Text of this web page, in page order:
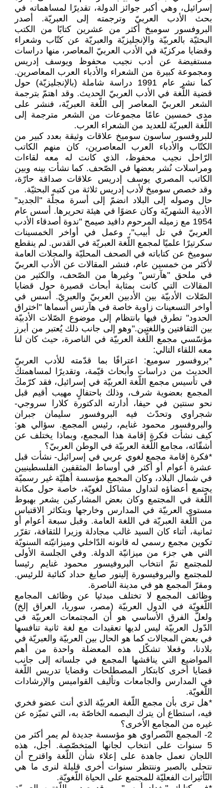
إسرائيل، وهي أكبر جوائز الدولة، تقديرًا لمساهماته في
بحث الأدب العربيّ وترجمته إلى العبريّة. أصدر
البروفسور سوميخ أكثر من عشرين كتابًا من الكتب
البحثيّة بالعربيّة والإنجليزيّة والعبريّة عن كتّاب وشعراء
وقضايا مركزيّة في الأدب العربيّ المعاصر، منها دراسات
مستفيضة عن أدب نجيب محفوظ ويوسف إدريس
ومجموعة كبيرة من الشعراء والأدباء العرب المعاصرين.
كما نشر عام 1991 دراسة شاملة (بالإنجليزيّة) حول
قضية اللّغة في الأدب العربيّ الحديث. وقد اهتمّ بترجمة
الشعر العربيّ المعاصر إلى اللّغة العبريّة، فنشر على
مدى خمسين عامًا مجموعات من الشعر مترجمة إلى
اللّغة العبريّة للعديد من الشعراء العرب.
للبروفسور ساسون سوميخ علاقات وثيقة بعدد كبير من
الكتّاب والأدباء العرب المعاصرين، كان منهم الكاتب
الرّاحل نجيب محفوظ، الذي كانت له معه لقاءات
ومراسلات نُشر بعضها في الصّحف. كما نشأت بينه وبين
الكاتب المصري يوسف إدريس علاقات صداقة حارّة،
وقد خصص سوميخ لأدب إدريس ثلاثة من كتبه البحثيّة.
حال وصوله إلى البلاد انضمّ إلى أسرة مجلّة "الجديد"
الأدبية الشهريّة وكان عضوًا في هيئة تحريرها. أسس عام
1954 مع زميله المرحوم دافيد صيمح "ندوة أصدقاء الأدب
العربيّ في تل أبيب"، وعمل في أواخر الخمسينات
سكرتيرًا علميًا لمجمع اللّغة العبريّة في القدس. لم ينقطع
سوميخ عن كتاباته في الصحف المحليّة والمجلات العامة
لأكثر من خمسين عام، فنشر المقالات عن الأدب العربيّ
في ملحق "هآرتس" وغيرها من الصّحف، والكثير من
المقالات التي كانت بمثابة أبحاث قصيرة حول قضايا
الصّلات الأدبيّة بين الأدبين العربيّ والعبريّ. أسس في
أواخر التسعينات زاوية خاصة في هآرتس أسماها "اختراق
الحدود" تطرق فيها بانتظام إلى موضوع الصّلات الأدبيّة
بين الثقافتين واللغتين."وهو إلى جانب ذلك يُعتبر من أبرز
مؤسّسي مجمع اللّغة العربيّة في الناصرة، حيث كان لنا
معه اللقاء التالي:
*بروفسور سوميع: اعترافًا بما قدّمته للأدب العربيّ
الحديث من دراسات وأبحاث قيّمة، وتقديرًا لمساهمتكَ
في تأسيس مجمع اللّغة العربيّة في إسرائيل، فقد كرّمكَ
المجمع بعضوية شرف، وذلك باحتفالٍ مهيب أقيم قبل
نحو سنتين في حيفا، أدارته الدكتورة كلارا سروجي-
شجراوي وتحدّث فيه البروفسور سليمان جبران
والبروفسور محمود غنايم، رئيس المجمع. سؤالي هو:
كيف نشأت فكرة إقامة هذا المجمع، وبماذا يختلف عن
أشقّائه، مجامع اللّغة العربيّة في الوطن العربيّ؟
*فكرة إقامة مجمع لغوي عربي في إسرائيل- نشأت قبل
عشرة أعوام أو أكثر في أوساط المثقفين الفلسطينيين
في شمال البلاد، وكان المجمع مؤسسة أهليّة غير رسميّة
يجتمع أعضاؤه لتداول مشاكل لغويّة، خاصة حول مكانة
اللّغة في المجتمع وكان بعض المشاركين يشعر بهبوط
مستوى العربيّة في المدارس وخارجها وبتكاثر الاقتباس
من اللّغة العبريّة في اللغة العامة. وقبل سبعة أعوام أو
ثمانية، أثناء كان السيد غالب مجادلة وزيرا للثقافة، تقرّر
تكوين مجمع رسمي له قانونه الدّاخلي وميزانيّته السنويّة
التي هي جزء من ميزانيّة الدولة. وفي الجلسة الأولى
للمجتمع تمّ انتخاب البروفيسور محمود غنايم رئيسا
للمجتمع والبروفيسورة إلينور صايغ حداد كنائبة للرئيس.
ومقرّ المجمع هو في مدينة الناصرة.
وظائف المجمع لا تختلف مبدئيا عن وظائف المجامع
اللّغويّة في الدول العربيّة (مصر، سوريا، العراق إلخ)
ولعلّ الفرق الأساسي هو أن المجتمعات العربيّة في
الدّول العربيّة ليس لديها تعقيدات مع لغة ثانية تنافسها
في بعض المجالات كما هو الحال بين العربيّة والعبريّة في
بلادنا، وفعلا تشكّل هذه المعضلة واحدة من أهم
المواضيع التي يناقشها المجمع في جلساته إلى جانب
قضايا أخرى كابتكار المصطلحات وقضايا تدريس اللّغة
في المدارس والجامعات وتأليف القواميس والإرشادات
اللّغويّة.
*هل ترى بأن مجمع اللّغة العربيّة الذي أنت عضو فخري
فيه، استطاع أن يترك البصمه الخاصّة به، التي تميّزه عن
غيره من المجامع الأخرى؟
2- المجمع النّصراوي هو مؤسسة جديدة لم يمر أكثر من
5 سنوات على انتخاب لجانها المتخصّصة. أجل، هذه
اللجان تعمل جاهدة على إعلاء شأن اللّغة واقترح أن
نتحلى بالصبر وننتظر سنوات أخرى قليلة لنرى ما هي
التّأثيرات الفعليّة للمجتمع على الحياة اللّغويّة.